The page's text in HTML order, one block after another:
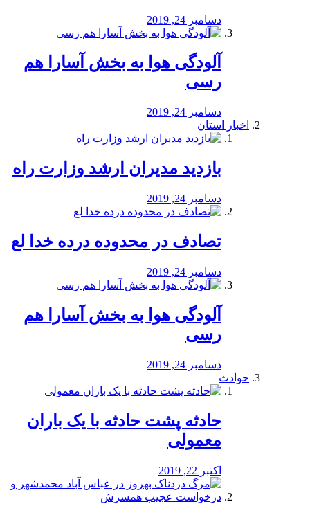
دسامبر 24, 2019
آلودگی هوا به بخش آسارا هم
رسی
دسامبر 24, 2019
اخبار استان
بازدید مدیران ارشد وزارت راه
دسامبر 24, 2019
تصادف در محدوده درده خدا لع
دسامبر 24, 2019
آلودگی هوا به بخش آسارا هم
رسی
دسامبر 24, 2019
حوادث
️حادثه پشت حادثه با یک باران
معمولی
اکتبر 22, 2019